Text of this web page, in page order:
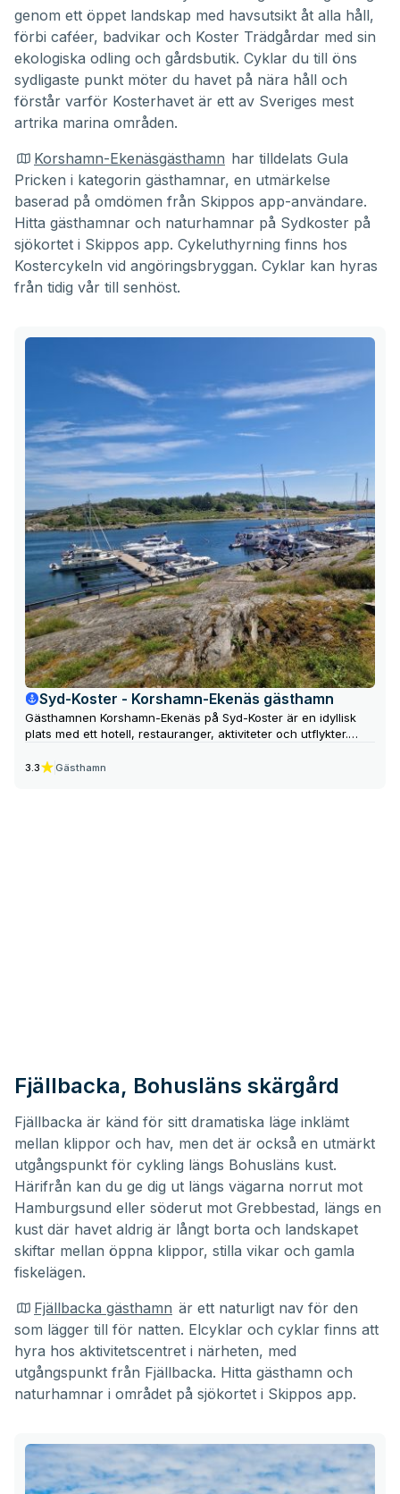
genom ett öppet landskap med havsutsikt åt alla håll,
förbi caféer, badvikar och Koster Trädgårdar med sin
ekologiska odling och gårdsbutik. Cyklar du till öns
sydligaste punkt möter du havet på nära håll och
förstår varför Kosterhavet är ett av Sveriges mest
artrika marina områden.
Korshamn-Ekenäsgästhamn har tilldelats Gula
Pricken i kategorin gästhamnar, en utmärkelse
baserad på omdömen från Skippos app-användare.
Hitta gästhamnar och naturhamnar på Sydkoster på
sjökortet i Skippos app. Cykeluthyrning finns hos
Kostercykeln vid angöringsbryggan. Cyklar kan hyras
från tidig vår till senhöst.
Syd-Koster - Korshamn-Ekenäs gästhamn
Gästhamnen Korshamn-Ekenäs på Syd-Koster är en idyllisk
plats med ett hotell, restauranger, aktiviteter och utflykter.
Kosterhavets nationalpark.
3.3 Gästhamn
Fjällbacka, Bohusläns skärgård
Fjällbacka är känd för sitt dramatiska läge inklämt
mellan klippor och hav, men det är också en utmärkt
utgångspunkt för cykling längs Bohusläns kust.
Härifrån kan du ge dig ut längs vägarna norrut mot
Hamburgsund eller söderut mot Grebbestad, längs en
kust där havet aldrig är långt borta och landskapet
skiftar mellan öppna klippor, stilla vikar och gamla
fiskelägen.
Fjällbacka gästhamn är ett naturligt nav för den
som lägger till för natten. Elcyklar och cyklar finns att
hyra hos aktivitetscentret i närheten, med
utgångspunkt från Fjällbacka. Hitta gästhamn och
naturhamnar i området på sjökortet i Skippos app.